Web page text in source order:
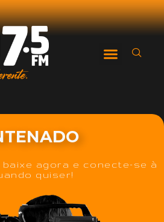
baixe agora e conecte-se à
quiser!